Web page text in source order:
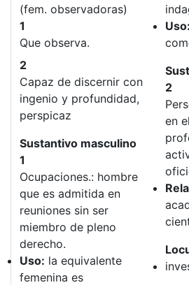
(fem. observadoras)
1
Que observa.
2
Capaz de discernir con
ingenio y profundidad,
perspicaz
Sustantivo masculino
1
Ocupaciones.: hombre
que es admitida en
reuniones sin ser
miembro de pleno
derecho.
Uso: la equivalente
femenina es
Uso:
2
en